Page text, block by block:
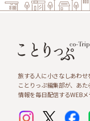
旅する人に小さなしあわせ
ことりっぷ編集部が、あ
情報を毎日配信するWEBメ